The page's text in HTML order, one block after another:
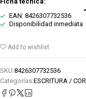
EAN: 8426307732536
Disponibilidad inmediata
Add to wishlist
SKU:8426307732536
Categorías:ESCRITURA /